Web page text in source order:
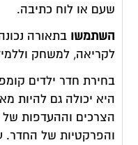
שעם או לוח כתיבה.
השתמשובתאורה
לקריאה, למשחק
בחירת חדר ילדים
היא יכולה גם להיות
הצרכים וההעדפות של
והפרקטיות של החדר.